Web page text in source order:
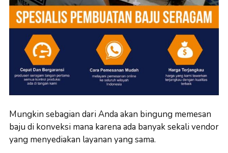
Mungkin sebagian dari Anda akan bingung memesan
baju di konveksi mana karena ada banyak sekali vendor
yang menyediakan layanan yang sama.